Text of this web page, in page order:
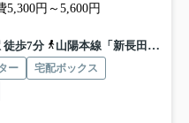
5,300円～5,600円
徒歩7分
山陽本線「新長田」駅 徒歩7分
ー
宅配ボックス